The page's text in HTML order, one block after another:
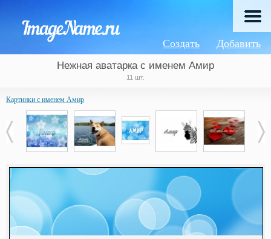
Добавить
Создать
Нежная аватарка с именем Амир
11 шт.
Картинки с именем Амир